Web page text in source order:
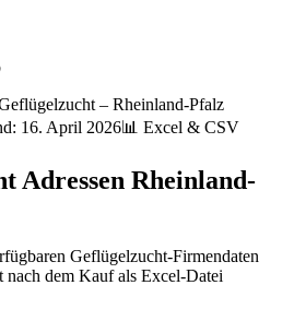
– Rheinland-Pfalz
16. April 2026📊 Excel & CSV
Adressen Rheinland-
Geflügelzucht-Firmendaten
nach dem Kauf als Excel-Datei